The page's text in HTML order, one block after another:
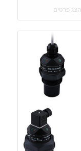
הצג פרטים